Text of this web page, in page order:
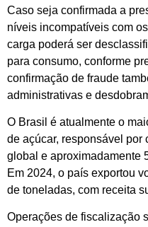
Caso seja confirmada a
níveis incompatíveis com
carga poderá ser
para consumo, conforme
confirmação de fraude
administrativas e
O Brasil é atualmente o
de açúcar, responsável por
global e aproximadamente
Em 2024, o país exportou
de toneladas, com receita
Operações de fiscalização